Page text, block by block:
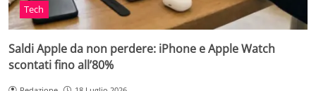
Tech
Saldi Apple da non perdere: iPhone e Apple Watch
scontati fino all’80%